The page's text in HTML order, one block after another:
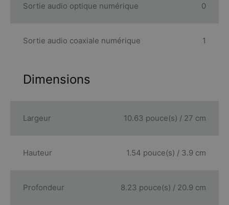
Sortie audio optique numérique 0
Sortie audio coaxiale numérique 1
Dimensions
Largeur 10.63 pouce(s) / 27 cm
Hauteur 1.54 pouce(s) / 3.9 cm
Profondeur 8.23 pouce(s) / 20.9 cm